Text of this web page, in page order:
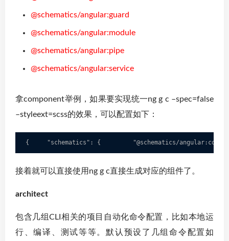
@schematics/angular:guard
@schematics/angular:module
@schematics/angular:pipe
@schematics/angular:service
拿component举例，如果要实现统一ng g c –spec=false
–styleext=scss的效果，可以配置如下：
{     "schematics": {         "@schematics/
接着就可以直接使用ng g c直接生成对应的组件了。
architect
包含几组CLI相关的项目自动化命令配置，比如本地运
行、编译、测试等等。默认预设了几组命令配置如